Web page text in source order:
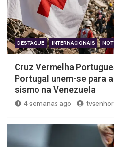
DESTAQUE INTERNACIONAIS
Cruz Vermelha
Portugal unem-se para
sismo na Venezuela
4 semanas ago